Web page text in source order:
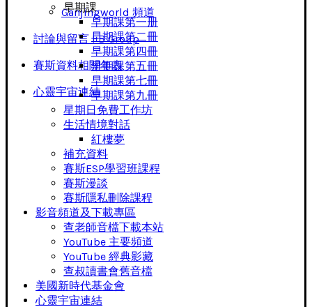
Ganjingworld 頻道
討論與留言 FB Group
賽斯資料相關年表
心靈宇宙連結
早期課
早期課第一册
早期課第二冊
早期課第四冊
早期課第五冊
早期課第七冊
早期課第九冊
星期日免費工作坊
生活情境對話
紅樓夢
補充資料
賽斯ESP學習班課程
賽斯漫談
賽斯隱私刪除課程
影音頻道及下載專區
查老師音檔下載本站
YouTube 主要頻道
YouTube 經典影藏
查叔讀書會舊音檔
美國新時代基金會
心靈宇宙連結